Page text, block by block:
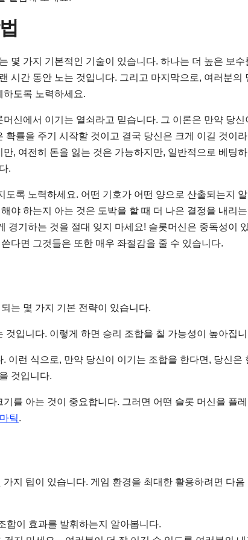
몇 가지 기본적인 기술이 있습니다. 하나는 더 높은 보수
시간 동안 노는 것입니다. 그리고 마지막으로, 여러분의
도록 노력하세요.
신에서 이기는 열쇠라고 믿습니다. 그 이론은 만약 당신
률을 주기 시작할 것이고 결국 당신은 크게 이길 것이
, 여전히 돈을 잃는 것은 가능하지만, 일반적으로 베팅
.
록 노력하세요. 어떤 기호가 어떤 양으로 산출되는지
야 하는지 아는 것은 도박을 할 때 더 나은 결정을 내리는
경기하는 것을 절대 잊지 마세요! 슬롯머신은 중독성이
다면 그것들은 또한 매우 좌절감을 줄 수 있습니다.
는 몇 가지 기본 전략이 있습니다.
입니다. 이렇게 하면 승리 조합을 칠 가능성이 높아집
이런 식으로, 만약 당신이 이기는 조합을 한다면, 당신은
것입니다.
를 아는 것이 중요합니다. 그러면 어떤 슬롯 머신을 플레
틱.
지 팁이 있습니다. 게임 환경을 최대한 활용하려면 다음
합이 효과를 발휘하는지 알아봅니다.